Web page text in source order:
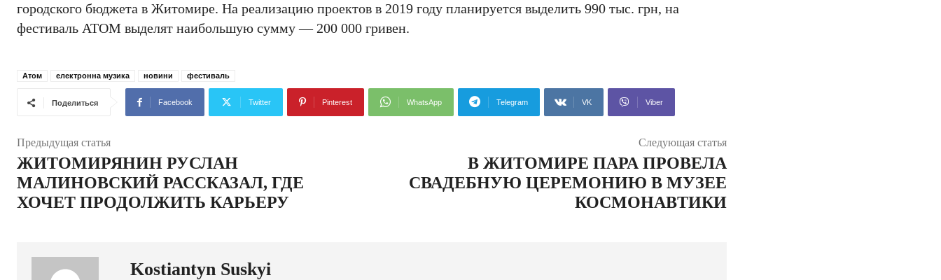
городского бюджета в Житомире. На реализацию проектов в 2019 году планируется выделить 990 тыс. грн, на
фестиваль АТОМ выделят наибольшую сумму — 200 000 гривен.
Атом електронна музика новини фестиваль
Поделиться Facebook Twitter Pinterest WhatsApp Telegram VK Viber
Предыдущая статья
ЖИТОМИРЯНИН РУСЛАН
МАЛИНОВСКИЙ РАССКАЗАЛ, ГДЕ
ХОЧЕТ ПРОДОЛЖИТЬ КАРЬЕРУ
Следующая статья
В ЖИТОМИРЕ ПАРА ПРОВЕЛА
СВАДЕБНУЮ ЦЕРЕМОНИЮ В МУЗЕЕ
КОСМОНАВТИКИ
Kostiantyn Suskyi